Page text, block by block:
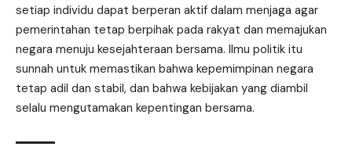
setiap individu dapat berperan aktif dalam menjaga agar
pemerintahan tetap berpihak pada rakyat dan memajukan
negara menuju kesejahteraan bersama. Ilmu politik itu
sunnah untuk memastikan bahwa kepemimpinan negara
tetap adil dan stabil, dan bahwa kebijakan yang diambil
selalu mengutamakan kepentingan bersama.